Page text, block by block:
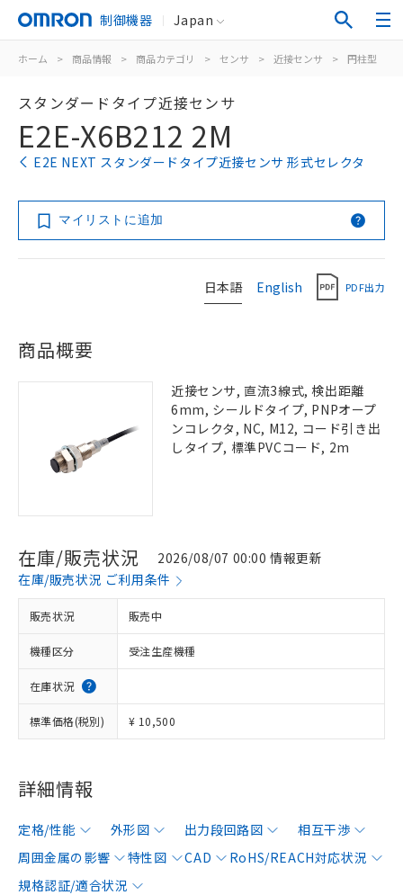
制御機器 Japan
ホーム > 商品情報 > 商品カテゴリ > センサ > 近接センサ > 円柱型
スタンダードタイプ近接センサ
E2E-X6B212 2M
E2E NEXT スタンダードタイプ近接センサ 形式セレクタ
マイリストに追加
日本語 English PDF出力
商品概要
近接センサ, 直流3線式, 検出距離
6mm, シールドタイプ, PNPオープ
ンコレクタ, NC, M12, コード引き出
しタイプ, 標準PVCコード, 2m
在庫/販売状況
2026/08/07 00:00 情報更新
在庫/販売状況 ご利用条件
販売状況 販売中
機種区分 受注生産機種
在庫状況
標準価格(税別) ¥ 10,500
詳細情報
定格/性能 外形図 出力段回路図
相互干渉
周囲金属の影響
特性図 CAD
RoHS/REACH対応状況
規格認証/適合状況